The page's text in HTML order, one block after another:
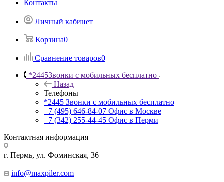
Контакты
Личный кабинет
Корзина0
Сравнение товаров0
*2445Звонки с мобильных бесплатно
Назад
Телефоны
*2445 Звонки с мобильных бесплатно
+7 (495) 646-84-07 Офис в Москве
+7 (342) 255-44-45 Офис в Перми
Контактная информация
г. Пермь, ул. Фоминская, 36
info@maxpiler.com